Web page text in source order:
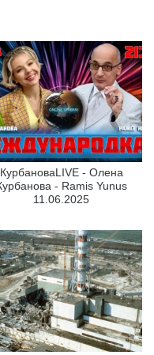
КурбановаLIVE - Олена
- Ramis Yunus
11.06.2025